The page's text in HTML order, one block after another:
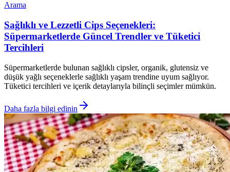
Arama
Sağlıklı ve Lezzetli Cips Seçenekleri:
Süpermarketlerde Güncel Trendler ve Tüketici
Tercihleri
Süpermarketlerde bulunan sağlıklı cipsler, organik, glutensiz ve
düşük yağlı seçeneklerle sağlıklı yaşam trendine uyum sağlıyor.
Tüketici tercihleri ve içerik detaylarıyla bilinçli seçimler mümkün.
Daha fazla bilgi edinin